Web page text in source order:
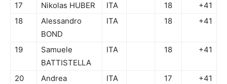
17
Nikolas HUBER ITA 18
+41
18
Alessandro
BOND
ITA 18 +41
19
Samuele
BATTISTELLA
ITA 18 +41
20
Andrea
ITA 17 +41